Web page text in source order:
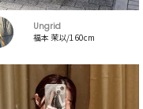
Ungrid
福本 茉以/160cm